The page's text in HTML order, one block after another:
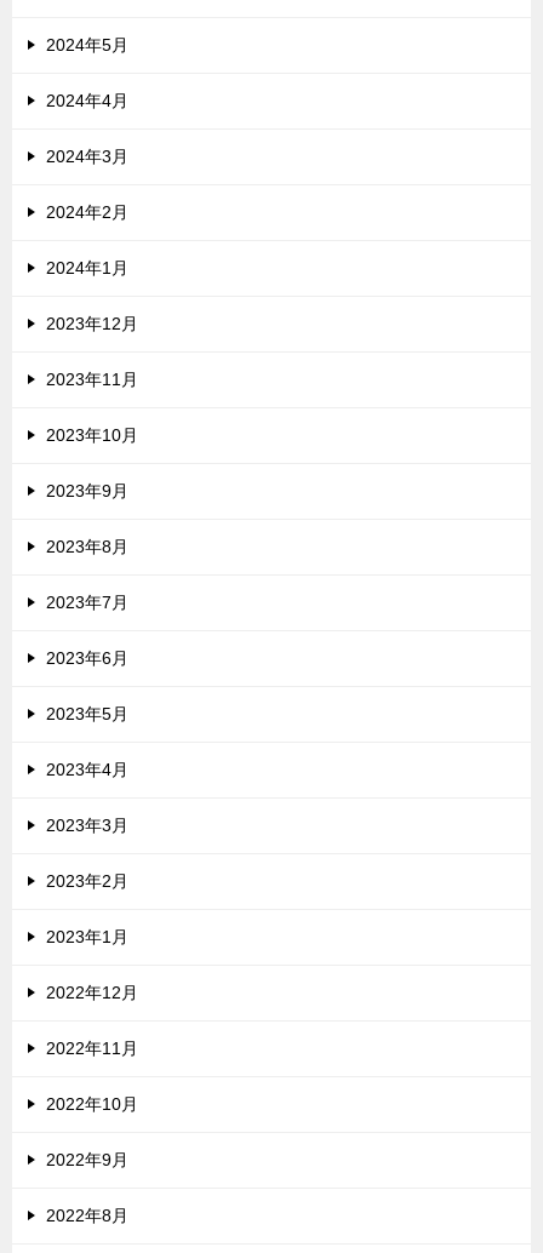
2024年5月
2024年4月
2024年3月
2024年2月
2024年1月
2023年12月
2023年11月
2023年10月
2023年9月
2023年8月
2023年7月
2023年6月
2023年5月
2023年4月
2023年3月
2023年2月
2023年1月
2022年12月
2022年11月
2022年10月
2022年9月
2022年8月